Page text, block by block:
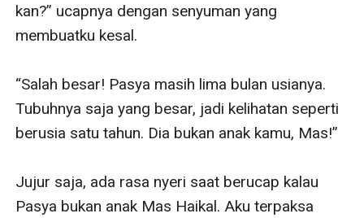
kan?” ucapnya dengan senyuman yang
membuatku kesal.
“Salah besar! Pasya masih lima bulan usianya.
Tubuhnya saja yang besar, jadi kelihatan seperti
berusia satu tahun. Dia bukan anak kamu, Mas!”
Jujur saja, ada rasa nyeri saat berucap kalau
Pasya bukan anak Mas Haikal. Aku terpaksa